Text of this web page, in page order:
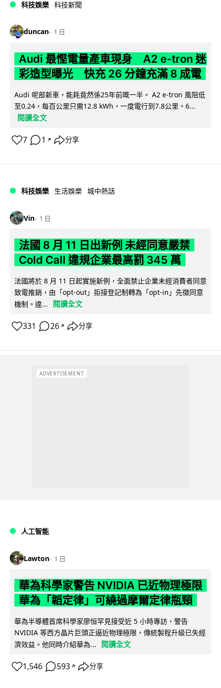
科技娛樂 科技新聞
duncan 1 日
Audi 最慳電量產車現身 A2 e-tron 迷
彩造型曝光 快充 26 分鐘充滿 8 成電
Audi 呢部新車，能耗竟然係25年前嘅一半。 A2 e-tron 風阻低
至0.24，每百公里只需12.8 kWh，一度電行到7.8公里。6...
閱讀全文
7 1 ↗ 分享
科技娛樂 生活娛樂 城中熱話
Vin 1 日
法國 8 月 11 日出新例 未經同意嚴禁
Cold Call 違規企業最高罰 345 萬
法國將於 8 月 11 日起實施新例，全面禁止企業未經消費者同意
致電推銷，由「opt-out」拒接登記制轉為「opt-in」先徵同意
機制。違...
閱讀全文
331 26 ↗ 分享
ADVERTISEMENT
人工智能
Lawton 1 日
華為科學家警告 NVIDIA 已近物理極限
華為「韜定律」可繞過摩爾定律瓶頸
華為半導體首席科學家廖恒罕見接受近 5 小時專訪，警告
NVIDIA 等西方晶片巨頭正逼近物理極限，傳統製程升級已失經
濟效益。他同時介紹華為...
閱讀全文
1,546 593 ↗ 分享